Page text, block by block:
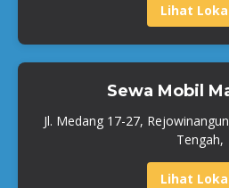
Lihat
Sewa Mobil
Jl. Medang 17-27,
Tengah,
Lihat